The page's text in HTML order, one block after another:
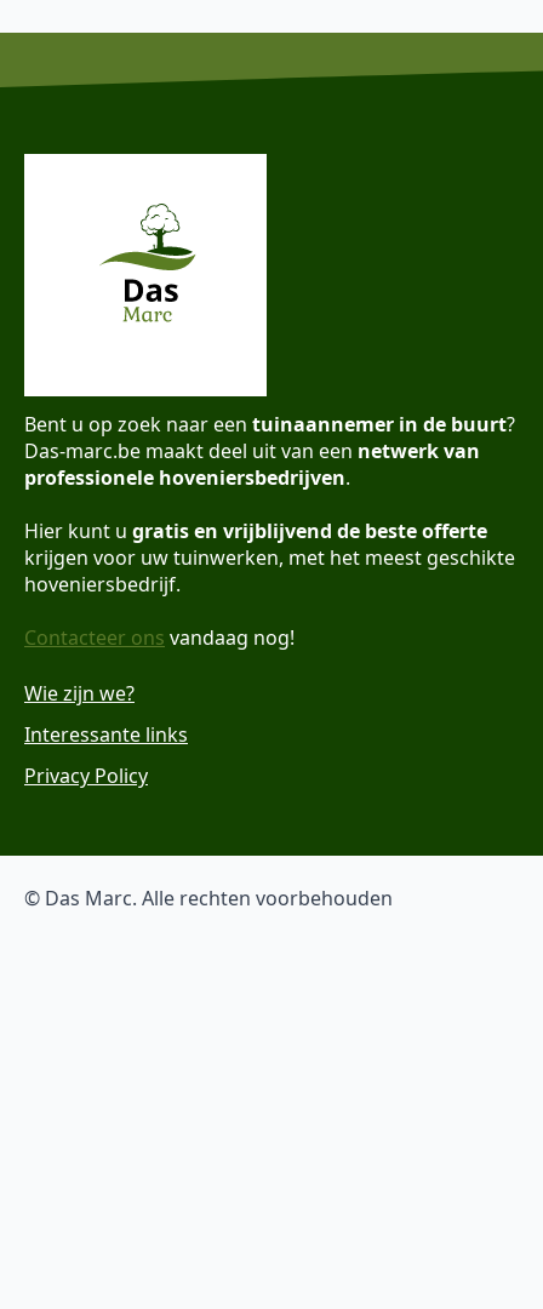
Bent u op zoek naar een tuinaannemer in de buurt?
Das-marc.be maakt deel uit van een netwerk van
professionele hoveniersbedrijven.
Hier kunt u gratis en vrijblijvend de beste offerte
krijgen voor uw tuinwerken, met het meest geschikte
hoveniersbedrijf.
Contacteer ons vandaag nog!
Wie zijn we?
Interessante links
Privacy Policy
© Das Marc. Alle rechten voorbehouden